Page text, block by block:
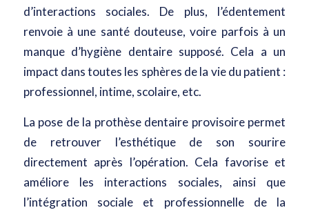
d’interactions sociales. De plus, l’édentement
renvoie à une santé douteuse, voire parfois à un
manque d’hygiène dentaire supposé. Cela a un
impact dans toutes les sphères de la vie du patient :
professionnel, intime, scolaire, etc.
La pose de la prothèse dentaire provisoire permet
de retrouver l’esthétique de son sourire
directement après l’opération. Cela favorise et
améliore les interactions sociales, ainsi que
l’intégration sociale et professionnelle de la